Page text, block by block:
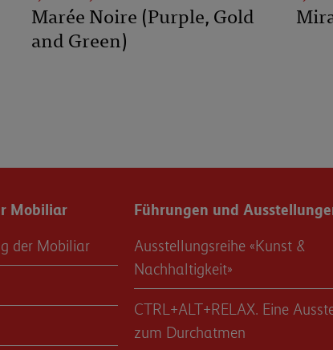
Marée Noire (Purple, Gold
and Green)
Mobiliar
der Mobiliar
Führungen und
Ausstellungsreihe «Kunst &
Nachhaltigkeit»
CTRL+ALT+RELAX. Eine
zum Durchatmen